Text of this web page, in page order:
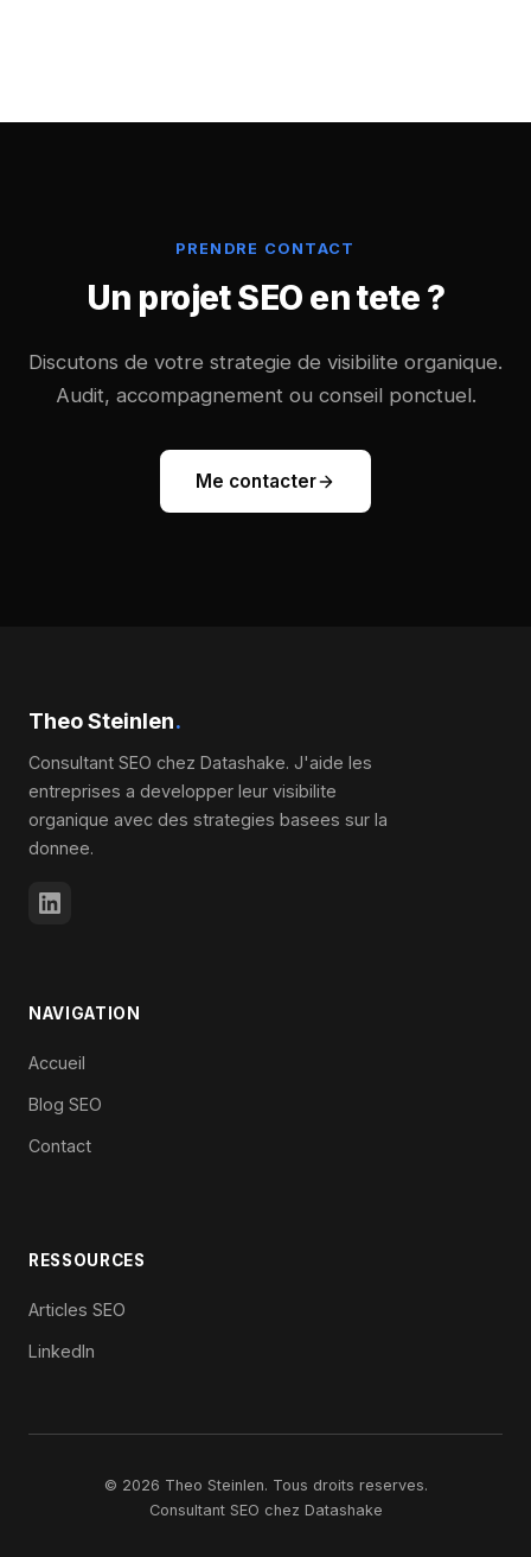
PRENDRE CONTACT
Un projet SEO en tete ?
Discutons de votre strategie de visibilite organique.
Audit, accompagnement ou conseil ponctuel.
Me contacter
Theo Steinlen.
Consultant SEO chez Datashake. J'aide les
entreprises a developper leur visibilite
organique avec des strategies basees sur la
donnee.
NAVIGATION
Accueil
Blog SEO
Contact
RESSOURCES
Articles SEO
LinkedIn
© 2026 Theo Steinlen. Tous droits reserves.
Consultant SEO chez Datashake